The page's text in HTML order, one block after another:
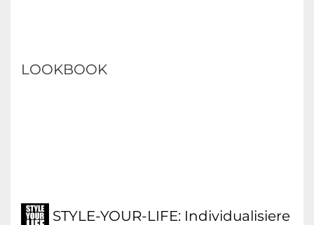
LOOKBOOK
STYLE-YOUR-LIFE: Individualisiere